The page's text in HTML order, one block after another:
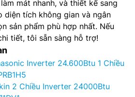
mát nhanh, và thiết kế sang
diện tích không gian và ngân
sản phẩm phù hợp nhất. Nếu
tiết, tôi sẵn sàng hỗ trợ!
Inverter 24.600Btu 1 Chiều
2 Chiều Inverter 24000Btu